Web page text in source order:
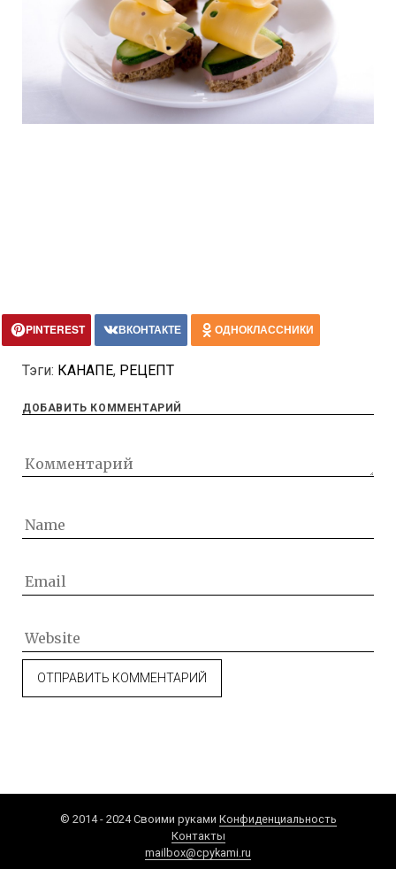
PINTEREST ВКОНТАКТЕ ОДНОКЛАССНИКИ
Тэги: КАНАПЕ, РЕЦЕПТ
ДОБАВИТЬ КОММЕНТАРИЙ
© 2014 - 2024 Своими руками Конфиденциальность
Контакты
mailbox@cpykami.ru